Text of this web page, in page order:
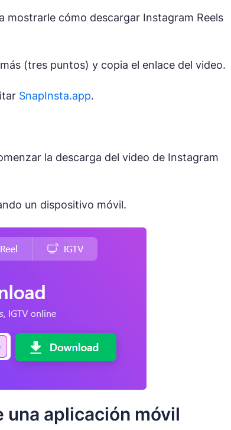
mostrarle cómo descargar Instagram Reels
(tres puntos) y copia el enlace del video.
SnapInsta.app.
la descarga del video de Instagram
un dispositivo móvil.
una aplicación móvil